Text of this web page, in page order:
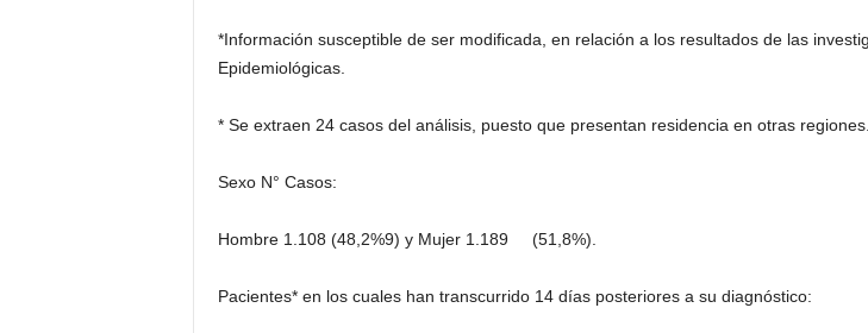
*Información susceptible de ser modificada, en relación a los resultados de las
Epidemiológicas.
* Se extraen 24 casos del análisis, puesto que presentan residencia en otras regiones.
Sexo N° Casos:
Hombre 1.108 (48,2%9) y Mujer 1.189 (51,8%).
Pacientes* en los cuales han transcurrido 14 días posteriores a su diagnóstico: